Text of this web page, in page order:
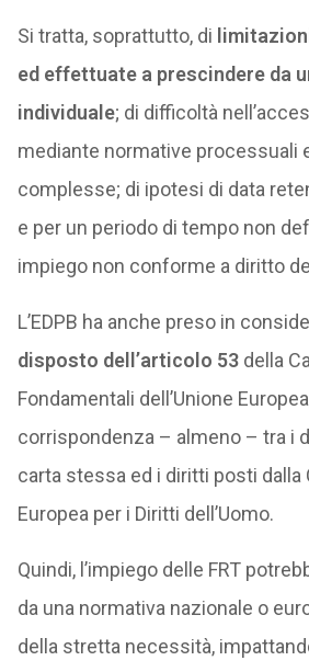
Si tratta, soprattutto, di
ed effettuate a prescindere da
individuale; di difficoltà
mediante normative processuali
complesse; di ipotesi di data
e per un periodo di tempo non
impiego non conforme a diritto
L’EDPB ha anche preso in
disposto dell’articolo 53della
Fondamentali dell’Unione
corrispondenza – almeno – tra i
carta stessa ed i diritti posti dalla
Europea per i Diritti dell’Uomo.
Quindi, l’impiego delle FRT
da una normativa nazionale o
della stretta necessità,